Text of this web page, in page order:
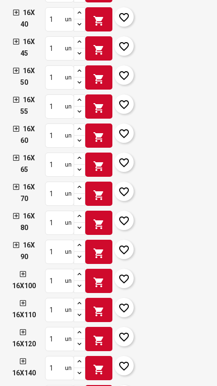
16X
40
un shopping_cart favorite_border
16X
45
un shopping_cart favorite_border
16X
50
un shopping_cart favorite_border
16X
55
un shopping_cart favorite_border
16X
60
un shopping_cart favorite_border
16X
65
un shopping_cart favorite_border
16X
70
un shopping_cart favorite_border
16X
80
un shopping_cart favorite_border
16X
90
un shopping_cart favorite_border
16X100
un shopping_cart favorite_border
16X110
un shopping_cart favorite_border
16X120
un shopping_cart favorite_border
16X140
un shopping_cart favorite_border